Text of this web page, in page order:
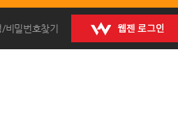
/비밀번호찾기